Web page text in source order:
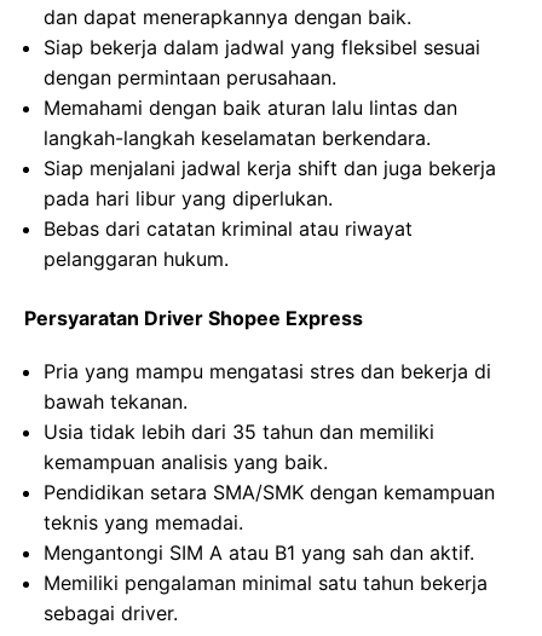
dan dapat menerapkannya dengan baik.
Siap bekerja dalam jadwal yang fleksibel sesuai
dengan permintaan perusahaan.
Memahami dengan baik aturan lalu lintas dan
langkah-langkah keselamatan berkendara.
Siap menjalani jadwal kerja shift dan juga bekerja
pada hari libur yang diperlukan.
Bebas dari catatan kriminal atau riwayat
pelanggaran hukum.
Persyaratan Driver Shopee Express
Pria yang mampu mengatasi stres dan bekerja di
bawah tekanan.
Usia tidak lebih dari 35 tahun dan memiliki
kemampuan analisis yang baik.
Pendidikan setara SMA/SMK dengan kemampuan
teknis yang memadai.
Mengantongi SIM A atau B1 yang sah dan aktif.
Memiliki pengalaman minimal satu tahun bekerja
sebagai driver.